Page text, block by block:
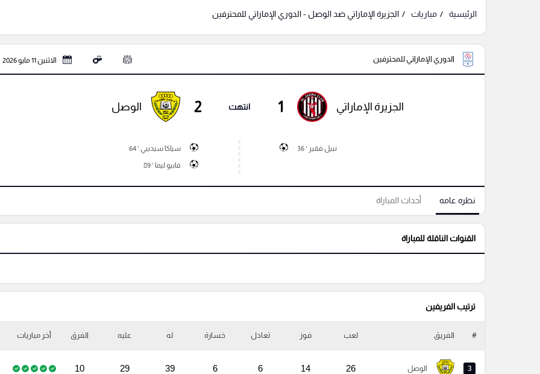
الرئيسية مباريات الجزيرة الإماراتي ضد الوصل - الدوري الإماراتي للمحترفين
الدوري الإماراتي للمحترفين الاثنين 11 مايو 2026
الجزيرة الإماراتي 1 انتهت 2 الوصل
نبيل فقير ' 36
سياكا سيديبي ' 64
فابيو ليما ' 89
نظره عامه أحداث المباراة
القنوات الناقلة للمباراة
ترتيب الفريفين
# الفريق لعب فوز تعادل خسارة له عليه الفرق أخر مباريات
3 الوصل 26
14
6
6
39
29
10